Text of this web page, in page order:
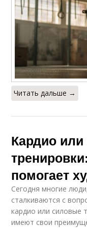
Читать дальше →
Кардио
помогает
Сегодня многие
сталкиваются с
кардио или силовые
имеют свои